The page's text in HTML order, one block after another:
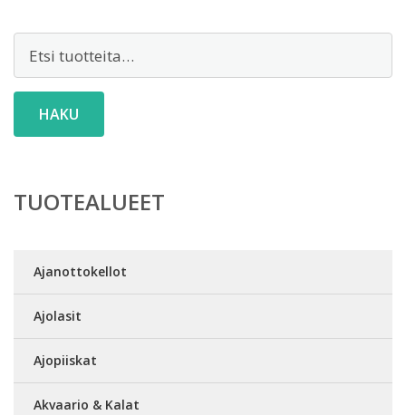
HAKU
TUOTEALUEET
Ajanottokellot
Ajolasit
Ajopiiskat
Akvaario & Kalat